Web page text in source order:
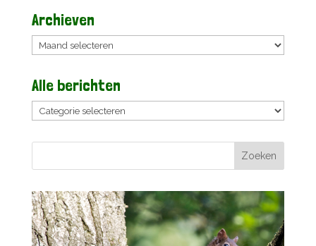
Archieven
Archieven
Alle berichten
Alle